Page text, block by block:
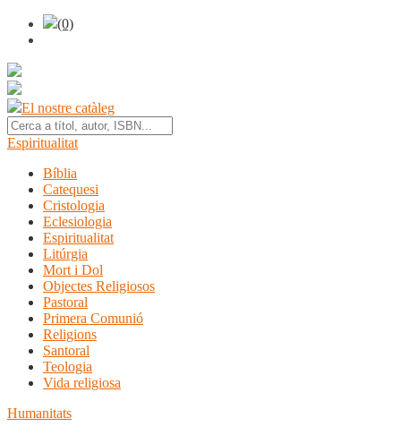
(0)
El nostre catàleg
Espiritualitat
Bíblia
Catequesi
Cristologia
Eclesiologia
Espiritualitat
Litúrgia
Mort i Dol
Objectes Religiosos
Pastoral
Primera Comunió
Religions
Santoral
Teologia
Vida religiosa
Humanitats